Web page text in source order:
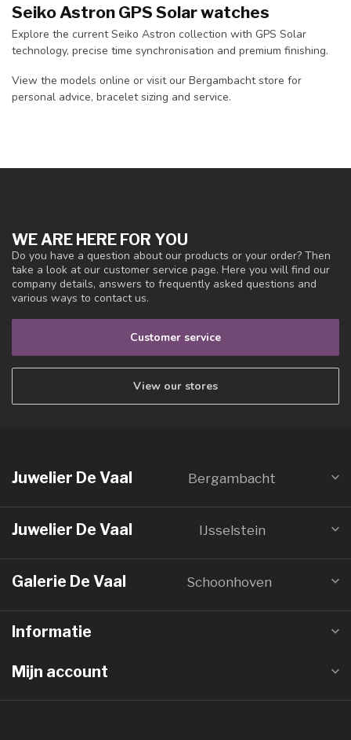
Seiko Astron GPS Solar watches
Explore the current Seiko Astron collection with GPS Solar
technology, precise time synchronisation and premium finishing.
View the models online or visit our Bergambacht store for
personal advice, bracelet sizing and service.
WE ARE HERE FOR YOU
Do you have a question about our products or your order? Then
take a look at our customer service page. Here you will find our
company details, answers to frequently asked questions and
various ways to contact us.
Customer service
View our stores
Juwelier De Vaal Bergambacht
Juwelier De Vaal IJsselstein
Galerie De Vaal Schoonhoven
Informatie
Mijn account